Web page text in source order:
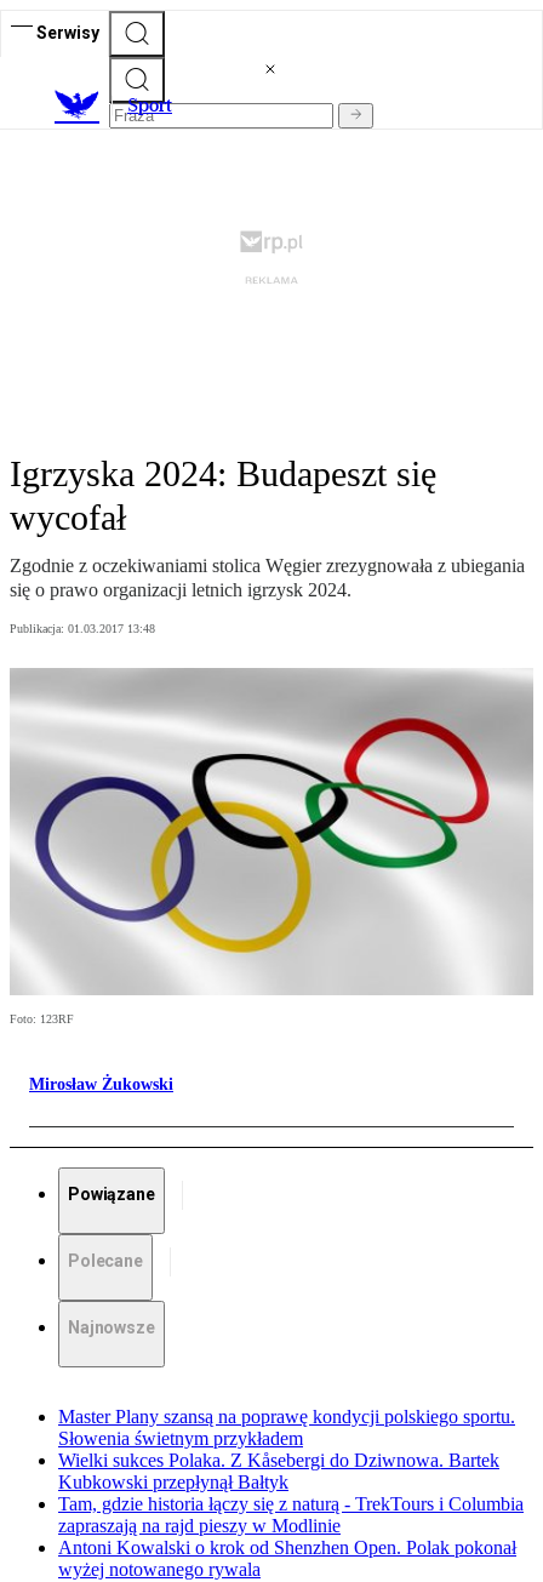
Serwisy
Sport
Igrzyska 2024: Budapeszt się
wycofał
Zgodnie z oczekiwaniami stolica Węgier zrezygnowała z ubiegania
się o prawo organizacji letnich igrzysk 2024.
Publikacja: 01.03.2017 13:48
Foto: 123RF
Mirosław Żukowski
Powiązane
Polecane
Najnowsze
Master Plany szansą na poprawę kondycji polskiego sportu.
Słowenia świetnym przykładem
Wielki sukces Polaka. Z Kåsebergi do Dziwnowa. Bartek
Kubkowski przepłynął Bałtyk
Tam, gdzie historia łączy się z naturą - TrekTours i Columbia
zapraszają na rajd pieszy w Modlinie
Antoni Kowalski o krok od Shenzhen Open. Polak pokonał
wyżej notowanego rywala